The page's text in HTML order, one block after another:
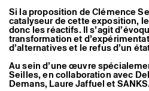
Si la proposition de Clémence
catalyseur de cette exposition,
donc les réactifs. Il s’agit
transformation et
d’alternatives et le refus d’un
Au sein d’une œuvre
Seilles, en collaboration avec
Demans, Laure Jaffuel et